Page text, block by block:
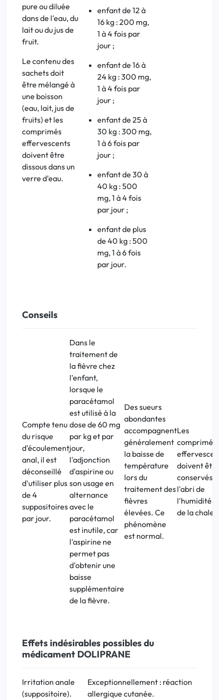
pure ou diluée
dans de l'eau, du
lait ou du jus de
fruit.
Le contenu des
sachets doit
être mélangé à
une boisson
(eau, lait, jus de
fruits) et les
comprimés
effervescents
doivent être
dissous dans un
verre d'eau.
enfant de 12 à
16 kg : 200 mg,
1 à 4 fois par
jour ;
enfant de 16 à
24 kg : 300 mg,
1 à 4 fois par
jour ;
enfant de 25 à
30 kg : 300 mg,
1 à 6 fois par
jour ;
enfant de 30 à
40 kg : 500
mg, 1 à 4 fois
par jour ;
enfant de plus
de 40 kg : 500
mg, 1 à 6 fois
par jour.
Conseils
Compte tenu
du risque
d'écoulement
anal, il est
déconseillé
d'utiliser plus
de 4
suppositoires
par jour.
Dans le
traitement de
la fièvre chez
l'enfant,
lorsque le
paracétamol
est utilisé à la
dose de 60 mg
par kg et par
jour,
l'adjonction
d'aspirine ou
son usage en
alternance
avec le
paracétamol
est inutile, car
l'aspirine ne
permet pas
d'obtenir une
baisse
supplémentaire
de la fièvre.
Des sueurs
abondantes
accompagnent
généralement
la baisse de
température
lors du
traitement des
fièvres
élevées. Ce
phénomène
est normal.
Les
comprimés
doivent être
conservés à
l'abri de
l'humidité
de la
Effets indésirables possibles du
médicament DOLIPRANE
Irritation anale
(suppositoire).
Exceptionnellement : réaction
allergique cutanée.